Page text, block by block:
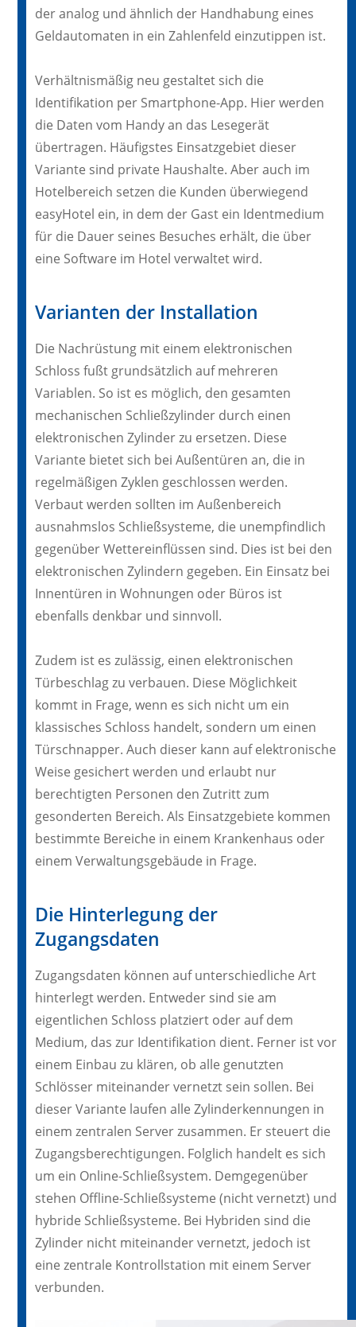
der analog und ähnlich der Handhabung eines
Geldautomaten in ein Zahlenfeld einzutippen ist.
Verhältnismäßig neu gestaltet sich die
Identifikation per Smartphone-App. Hier werden
die Daten vom Handy an das Lesegerät
übertragen. Häufigstes Einsatzgebiet dieser
Variante sind private Haushalte. Aber auch im
Hotelbereich setzen die Kunden überwiegend
easyHotel ein, in dem der Gast ein Identmedium
für die Dauer seines Besuches erhält, die über
eine Software im Hotel verwaltet wird.
Varianten der Installation
Die Nachrüstung mit einem elektronischen
Schloss fußt grundsätzlich auf mehreren
Variablen. So ist es möglich, den gesamten
mechanischen Schließzylinder durch einen
elektronischen Zylinder zu ersetzen. Diese
Variante bietet sich bei Außentüren an, die in
regelmäßigen Zyklen geschlossen werden.
Verbaut werden sollten im Außenbereich
ausnahmslos Schließsysteme, die unempfindlich
gegenüber Wettereinflüssen sind. Dies ist bei den
elektronischen Zylindern gegeben. Ein Einsatz bei
Innentüren in Wohnungen oder Büros ist
ebenfalls denkbar und sinnvoll.
Zudem ist es zulässig, einen elektronischen
Türbeschlag zu verbauen. Diese Möglichkeit
kommt in Frage, wenn es sich nicht um ein
klassisches Schloss handelt, sondern um einen
Türschnapper. Auch dieser kann auf elektronische
Weise gesichert werden und erlaubt nur
berechtigten Personen den Zutritt zum
gesonderten Bereich. Als Einsatzgebiete kommen
bestimmte Bereiche in einem Krankenhaus oder
einem Verwaltungsgebäude in Frage.
Die Hinterlegung der
Zugangsdaten
Zugangsdaten können auf unterschiedliche Art
hinterlegt werden. Entweder sind sie am
eigentlichen Schloss platziert oder auf dem
Medium, das zur Identifikation dient. Ferner ist vor
einem Einbau zu klären, ob alle genutzten
Schlösser miteinander vernetzt sein sollen. Bei
dieser Variante laufen alle Zylinderkennungen in
einem zentralen Server zusammen. Er steuert die
Zugangsberechtigungen. Folglich handelt es sich
um ein Online-Schließsystem. Demgegenüber
stehen Offline-Schließsysteme (nicht vernetzt) und
hybride Schließsysteme. Bei Hybriden sind die
Zylinder nicht miteinander vernetzt, jedoch ist
eine zentrale Kontrollstation mit einem Server
verbunden.